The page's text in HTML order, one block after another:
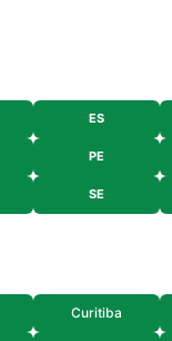
ES
PE
SE
Curitiba